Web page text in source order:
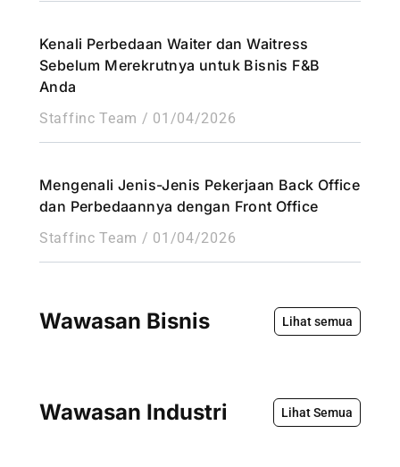
Kenali Perbedaan Waiter dan Waitress
Sebelum Merekrutnya untuk Bisnis F&B
Anda
Staffinc Team 01/04/2026
Mengenali Jenis-Jenis Pekerjaan Back Office
dan Perbedaannya dengan Front Office
Staffinc Team 01/04/2026
Wawasan Bisnis Lihat semua
Wawasan Industri Lihat Semua